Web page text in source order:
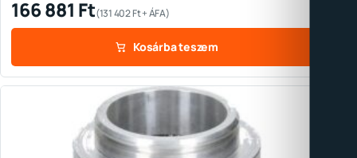
166 881 Ft(131 402Ft+ ÁFA)
Kosárba teszem